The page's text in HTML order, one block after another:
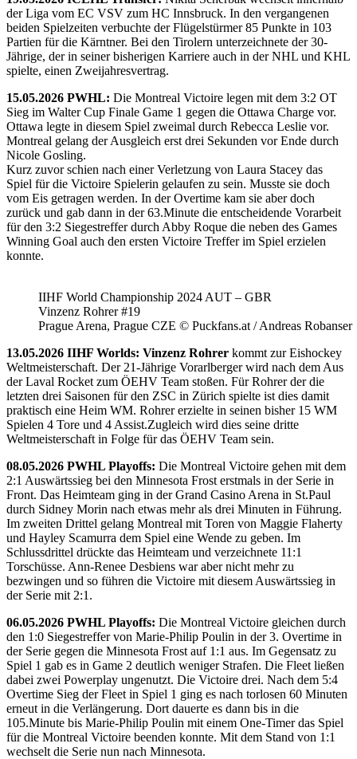
der Liga vom EC VSV zum HC Innsbruck. In den vergangenen
beiden Spielzeiten verbuchte der Flügelstürmer 85 Punkte in 103
Partien für die Kärntner. Bei den Tirolern unterzeichnete der 30-
Jährige, der in seiner bisherigen Karriere auch in der NHL und KHL
spielte, einen Zweijahresvertrag.
15.05.2026 PWHL: Die Montreal Victoire legen mit dem 3:2 OT
Sieg im Walter Cup Finale Game 1 gegen die Ottawa Charge vor.
Ottawa legte in diesem Spiel zweimal durch Rebecca Leslie vor.
Montreal gelang der Ausgleich erst drei Sekunden vor Ende durch
Nicole Gosling.
Kurz zuvor schien nach einer Verletzung von Laura Stacey das
Spiel für die Victoire Spielerin gelaufen zu sein. Musste sie doch
vom Eis getragen werden. In der Overtime kam sie aber doch
zurück und gab dann in der 63.Minute die entscheidende Vorarbeit
für den 3:2 Siegestreffer durch Abby Roque die neben des Games
Winning Goal auch den ersten Victoire Treffer im Spiel erzielen
konnte.
IIHF World Championship 2024 AUT – GBR
Vinzenz Rohrer #19
Prague Arena, Prague CZE © Puckfans.at / Andreas Robanser
13.05.2026 IIHF Worlds: Vinzenz Rohrer kommt zur Eishockey
Weltmeisterschaft. Der 21-Jährige Vorarlberger wird nach dem Aus
der Laval Rocket zum ÖEHV Team stoßen. Für Rohrer der die
letzten drei Saisonen für den ZSC in Zürich spielte ist dies damit
praktisch eine Heim WM. Rohrer erzielte in seinen bisher 15 WM
Spielen 4 Tore und 4 Assist.Zugleich wird dies seine dritte
Weltmeisterschaft in Folge für das ÖEHV Team sein.
08.05.2026 PWHL Playoffs: Die Montreal Victoire gehen mit dem
2:1 Auswärtssieg bei den Minnesota Frost erstmals in der Serie in
Front. Das Heimteam ging in der Grand Casino Arena in St.Paul
durch Sidney Morin nach etwas mehr als drei Minuten in Führung.
Im zweiten Drittel gelang Montreal mit Toren von Maggie Flaherty
und Hayley Scamurra dem Spiel eine Wende zu geben. Im
Schlussdrittel drückte das Heimteam und verzeichnete 11:1
Torschüsse. Ann-Renee Desbiens war aber nicht mehr zu
bezwingen und so führen die Victoire mit diesem Auswärtssieg in
der Serie mit 2:1.
06.05.2026 PWHL Playoffs: Die Montreal Victoire gleichen durch
den 1:0 Siegestreffer von Marie-Philip Poulin in der 3. Overtime in
der Serie gegen die Minnesota Frost auf 1:1 aus. Im Gegensatz zu
Spiel 1 gab es in Game 2 deutlich weniger Strafen. Die Fleet ließen
dabei zwei Powerplay ungenutzt. Die Victoire drei. Nach dem 5:4
Overtime Sieg der Fleet in Spiel 1 ging es nach torlosen 60 Minuten
erneut in die Verlängerung. Dort dauerte es dann bis in die
105.Minute bis Marie-Philip Poulin mit einem One-Timer das Spiel
für die Montreal Victoire beenden konnte. Mit dem Stand von 1:1
wechselt die Serie nun nach Minnesota.